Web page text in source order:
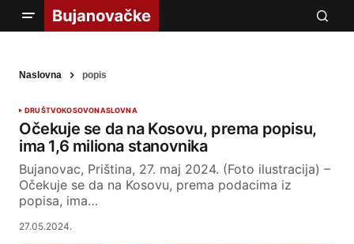
Naslovna popis
DRUŠTVOKOSOVONASLOVNA
Očekuje se da na Kosovu, prema popisu,
ima 1,6 miliona stanovnika
Bujanovac, Priština, 27. maj 2024. (Foto ilustracija) –
Očekuje se da na Kosovu, prema podacima iz
popisa, ima…
27.05.2024.